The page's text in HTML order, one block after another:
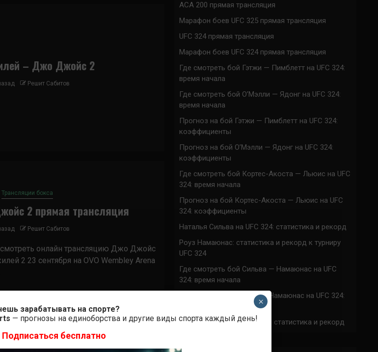
– Джо Джойс 2
Решит Сабитов
Трансляции бокса
2 прямая трансляция
Решит Сабитов
смотреть онлайн трансляцию Джо Джойс
2 23 сентября на OVO Wembley Arena
ACA 200 прямая трансляция
Марафон боев UFC 325 прямая трансляция
UFC 324 прямая трансляция
Марафон боев UFC 324 прямая трансляция
Где смотреть бой Гэтжи — Пимблетт на UFC 324:
время начала
Где смотреть бой О’Мэлли — Ядонг на UFC 324:
время начала
Прогноз на бой Гэтжи — Пимблетт на UFC 324:
коэффициенты
Прогноз на бой О’Мэлли — Ядонг на UFC 324:
коэффициенты
Где смотреть бой Кортес-Акоста — Льюис на UFC
324: время начала
Прогноз на бой Кортес-Акоста — Льюис на UFC
324: коэффициенты
Наталья Сильва на UFC 324: статистика и рекорд
Роуз Намаюнас: статистика и рекорд к турниру
UFC 324
Где смотреть бой Сильва — Намаюнас на UFC
324: время начала
Прогноз на бой Сильва — Намаюнас на UFC 324:
Арнольд Аллен на UFC 324: статистика и рекорд
зарабатывать на спорте?
— прогнозы на единоборства и другие виды спорта каждый день!
Подписаться бесплатно
×